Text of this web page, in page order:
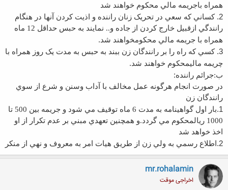
همراه باجريمه مالي محکوم خواهند شد
2. کساني که سعي در تحريک زنان راننده و اذيت کردن آنها در هنگام
رانندگي از
قبيل خارج کردن از جاده و.. نمايند به حبس حداقل 12 ماه
همراه با جريمه مالي محکومخواهند شد.
3. کسي که راه را بر رانندگان زن ببند به حبس به مدت يک روز همراه با
چريمه ماليمحکوم خواهند شد.
ب:جرائم راننده:
در صورت انجام هرگونه عمل مخالف با آداب وسنن و شرع از سوي
رانندگان زن
1.
بار اول گواهينامه به مدت 6 ماه توقيف مي شود و جريمه بين 500 تا
1000 ريال
محکوم مي گردد.و همچنين تعهدي مبني بر عدم تکرار از او
اخذ خواهد شد
2. اطلاع رسمي به ولي زن از طريق هيات امر به معروف و نهي از منکر
mr.rohalamin
اخراجی موقت